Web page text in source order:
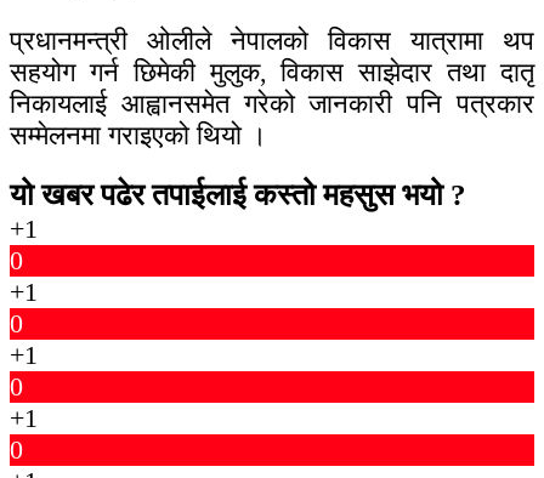
प्रधानमन्त्री ओलीले नेपालको विकास यात्रामा थप
सहयोग गर्न छिमेकी मुलुक, विकास साझेदार तथा दातृ
निकायलाई आह्वानसमेत गरेको जानकारी पनि पत्रकार
सम्मेलनमा गराइएको थियो ।
यो खबर पढेर तपाईलाई कस्तो महसुस भयो ?
+1
0
+1
0
+1
0
+1
0